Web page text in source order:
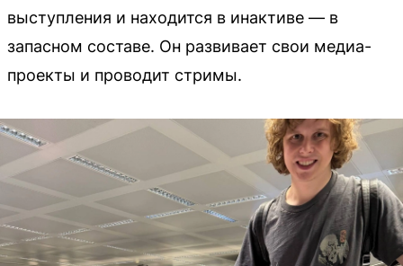
выступления и находится в инактиве — в
запасном составе. Он развивает свои медиа-
проекты и проводит стримы.